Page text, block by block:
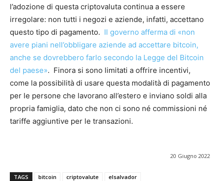
l’adozione di questa criptovaluta continua a essere
irregolare: non tutti i negozi e aziende, infatti, accettano
questo tipo di pagamento. Il governo afferma di «non
avere piani nell’obbligare aziende ad accettare bitcoin,
anche se dovrebbero farlo secondo la Legge del Bitcoin
del paese». Finora si sono limitati a offrire incentivi,
come la possibilità di usare questa modalità di pagamento
per le persone che lavorano all’estero e inviano soldi alla
propria famiglia, dato che non ci sono né commissioni né
tariffe aggiuntive per le transazioni.
20 Giugno 2022
TAGS bitcoin criptovalute elsalvador